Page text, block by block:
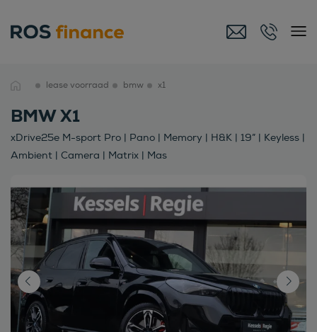
lease voorraad bmw x1
BMW X1
xDrive25e M-sport Pro | Pano | Memory | H&K | 19” | Keyless |
Ambient | Camera | Matrix | Mas